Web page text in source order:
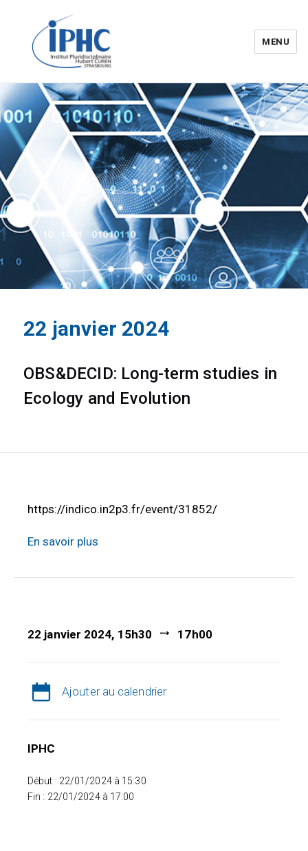
Institut pluridisciplinaire Hubert
Curien – IPHC
MENU
22 janvier 2024
OBS&DECID: Long-term studies in
Ecology and Evolution
https://indico.in2p3.fr/event/31852/
En savoir plus
22 janvier 2024, 15h30 17h00
Ajouter au calendrier
IPHC
Début : 22/01/2024 à 15:30
Fin : 22/01/2024 à 17:00